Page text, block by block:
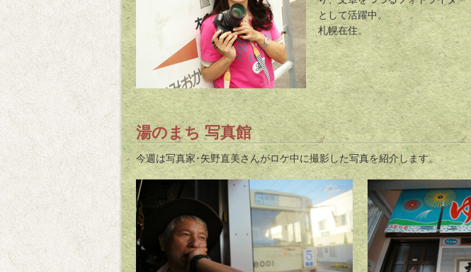
として活躍中。
札幌在住。
湯のまち 写真館
今週は写真家･矢野直美さんがロケ中に撮影した写真を紹介します。